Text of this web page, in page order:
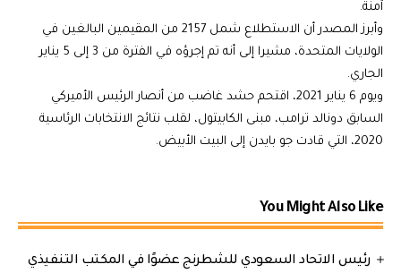
آمنة.
وأبرز المصدر أن الاستطلاع شمل 2157 من المقيمين البالغين في
الولايات المتحدة، مشيرا إلى أنه تم إجرؤه في الفترة من 3 إلى 5 يناير
الجاري.
ويوم 6 يناير 2021، اقتحم حشد غاضب من أنصار الرئيس الأميركي
السابق دونالد ترامب، مبنى الكابيتول، لقلب نتائج الانتخابات الرئاسية
2020، التي قادت جو بايدن إلى البيت الأبيض.
You Might Also Like
رئيس الاتحاد السعودي للشطرنج عضوًا في المكتب التنفيذي